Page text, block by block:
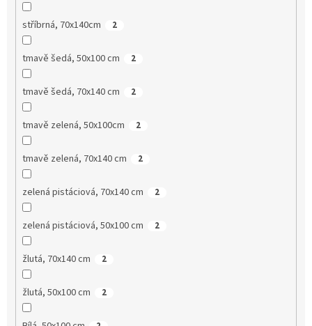
stříbrná, 70x140cm 2
tmavě šedá, 50x100 cm 2
tmavě šedá, 70x140 cm 2
tmavě zelená, 50x100cm 2
tmavě zelená, 70x140 cm 2
zelená pistáciová, 70x140 cm 2
zelená pistáciová, 50x100 cm 2
žlutá, 70x140 cm 2
žlutá, 50x100 cm 2